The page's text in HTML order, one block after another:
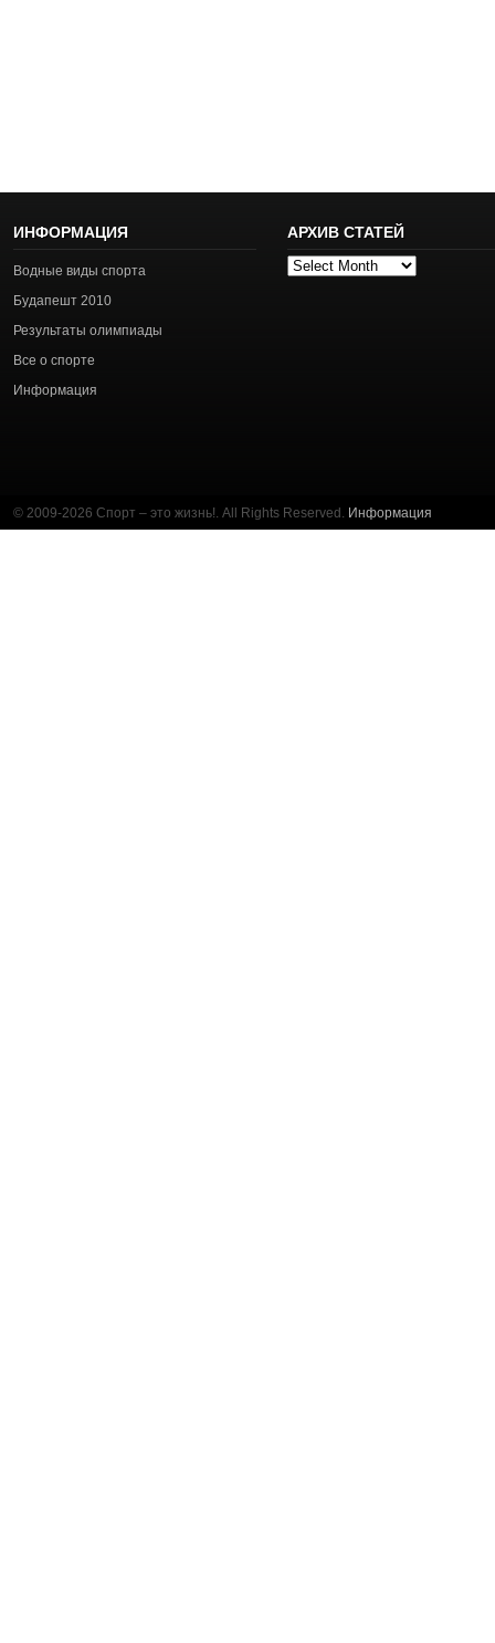
ИНФОРМАЦИЯ
Водные виды спорта
Будапешт 2010
Результаты олимпиады
Все о спорте
Информация
АРХИВ СТАТЕЙ
Архив
© 2009-2026 Спорт – это жизнь!. All Rights Reserved. Информация